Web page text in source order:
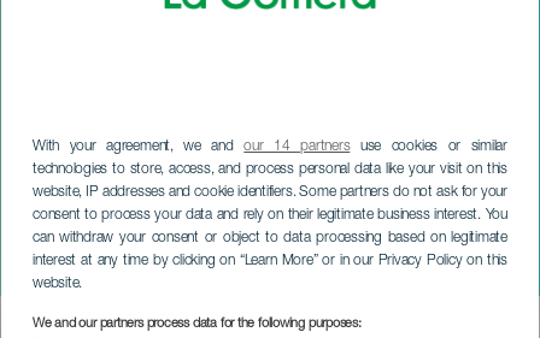
With your agreement, we andour 14 partnersuse cookies or similar
technologies to store, access, and process personal data like your visit on this
website, IP addresses and cookie identifiers. Some partners do not ask for your
consent to process your data and rely on their legitimate business interest. You
can withdraw your consent or object to data processing based on legitimate
interest at any time by clicking on “Learn More” or in our Privacy Policy on this
website.
We and our partners process data for the following purposes:
Día de Los Pueblos más
Bonitos de España
LA GOMERA
Imagen